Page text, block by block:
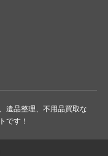
遺品整理、不用品買取な
です！